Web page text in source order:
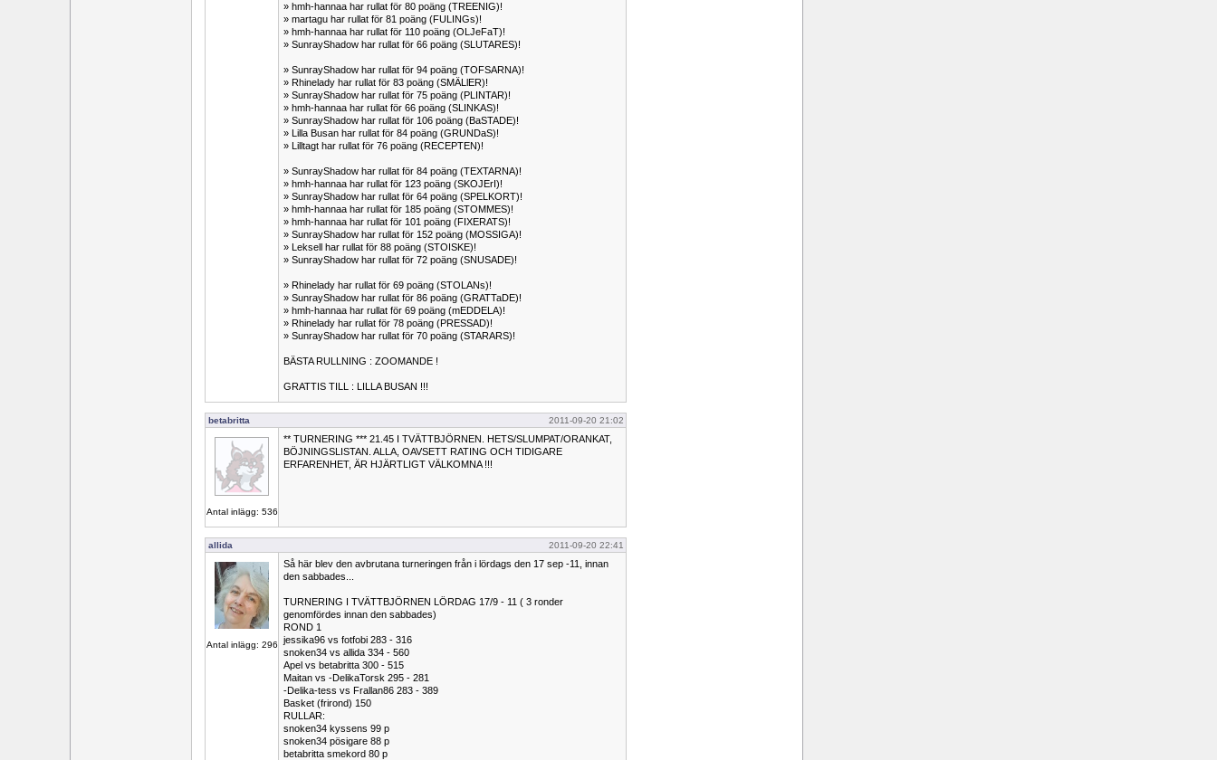
» hmh-hannaa har rullat för 80 poäng (TREENIG)!
» martagu har rullat för 81 poäng (FULINGs)!
» hmh-hannaa har rullat för 110 poäng (OLJeFaT)!
» SunrayShadow har rullat för 66 poäng (SLUTARES)!
» SunrayShadow har rullat för 94 poäng (TOFSARNA)!
» Rhinelady har rullat för 83 poäng (SMÄLlER)!
» SunrayShadow har rullat för 75 poäng (PLINTAR)!
» hmh-hannaa har rullat för 66 poäng (SLINKAS)!
» SunrayShadow har rullat för 106 poäng (BaSTADE)!
» Lilla Busan har rullat för 84 poäng (GRUNDaS)!
» Lilltagt har rullat för 76 poäng (RECEPTEN)!
» SunrayShadow har rullat för 84 poäng (TEXTARNA)!
» hmh-hannaa har rullat för 123 poäng (SKOJErI)!
» SunrayShadow har rullat för 64 poäng (SPELKORT)!
» hmh-hannaa har rullat för 185 poäng (STOMMES)!
» hmh-hannaa har rullat för 101 poäng (FIXERATS)!
» SunrayShadow har rullat för 152 poäng (MOSSIGA)!
» Leksell har rullat för 88 poäng (STOISKE)!
» SunrayShadow har rullat för 72 poäng (SNUSADE)!
» Rhinelady har rullat för 69 poäng (STOLANs)!
» SunrayShadow har rullat för 86 poäng (GRATTaDE)!
» hmh-hannaa har rullat för 69 poäng (mEDDELA)!
» Rhinelady har rullat för 78 poäng (PRESSAD)!
» SunrayShadow har rullat för 70 poäng (STARARS)!
BÄSTA RULLNING : ZOOMANDE !
GRATTIS TILL : LILLA BUSAN !!!
betabritta 2011-09-20 21:02
Antal inlägg: 536
** TURNERING *** 21.45 I TVÄTTBJÖRNEN. HETS/SLUMPAT/ORANKAT,
BÖJNINGSLISTAN. ALLA, OAVSETT RATING OCH TIDIGARE
ERFARENHET, ÄR HJÄRTLIGT VÄLKOMNA !!!
allida 2011-09-20 22:41
Antal inlägg: 296
Så här blev den avbrutana turneringen från i lördags den 17 sep -11, innan
den sabbades...
TURNERING I TVÄTTBJÖRNEN LÖRDAG 17/9 - 11 ( 3 ronder
genomfördes innan den sabbades)
ROND 1
jessika96 vs fotfobi 283 - 316
snoken34 vs allida 334 - 560
Apel vs betabritta 300 - 515
Maitan vs -DelikaTorsk 295 - 281
-Delika-tess vs Frallan86 283 - 389
Basket (frirond) 150
RULLAR:
snoken34 kyssens 99 p
snoken34 pösigare 88 p
betabritta smekord 80 p